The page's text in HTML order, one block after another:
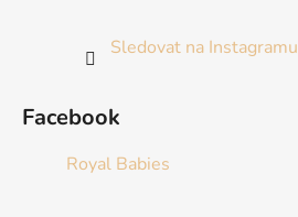
Sledovat na Instagramu
Facebook
Royal Babies